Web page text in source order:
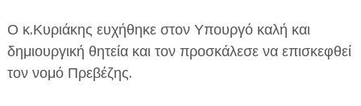
Ο κ.Κυριάκης ευχήθηκε στον Υπουργό καλή και
δημιουργική θητεία και τον προσκάλεσε να επισκεφθεί
τον νομό Πρεβέζης.